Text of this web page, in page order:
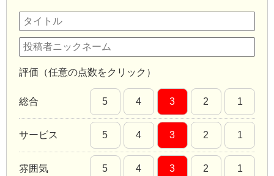
評価（任意の点数をクリック）
総合 5 4 3 2 1
サービス 5 4 3 2 1
雰囲気 5 4 3 2 1